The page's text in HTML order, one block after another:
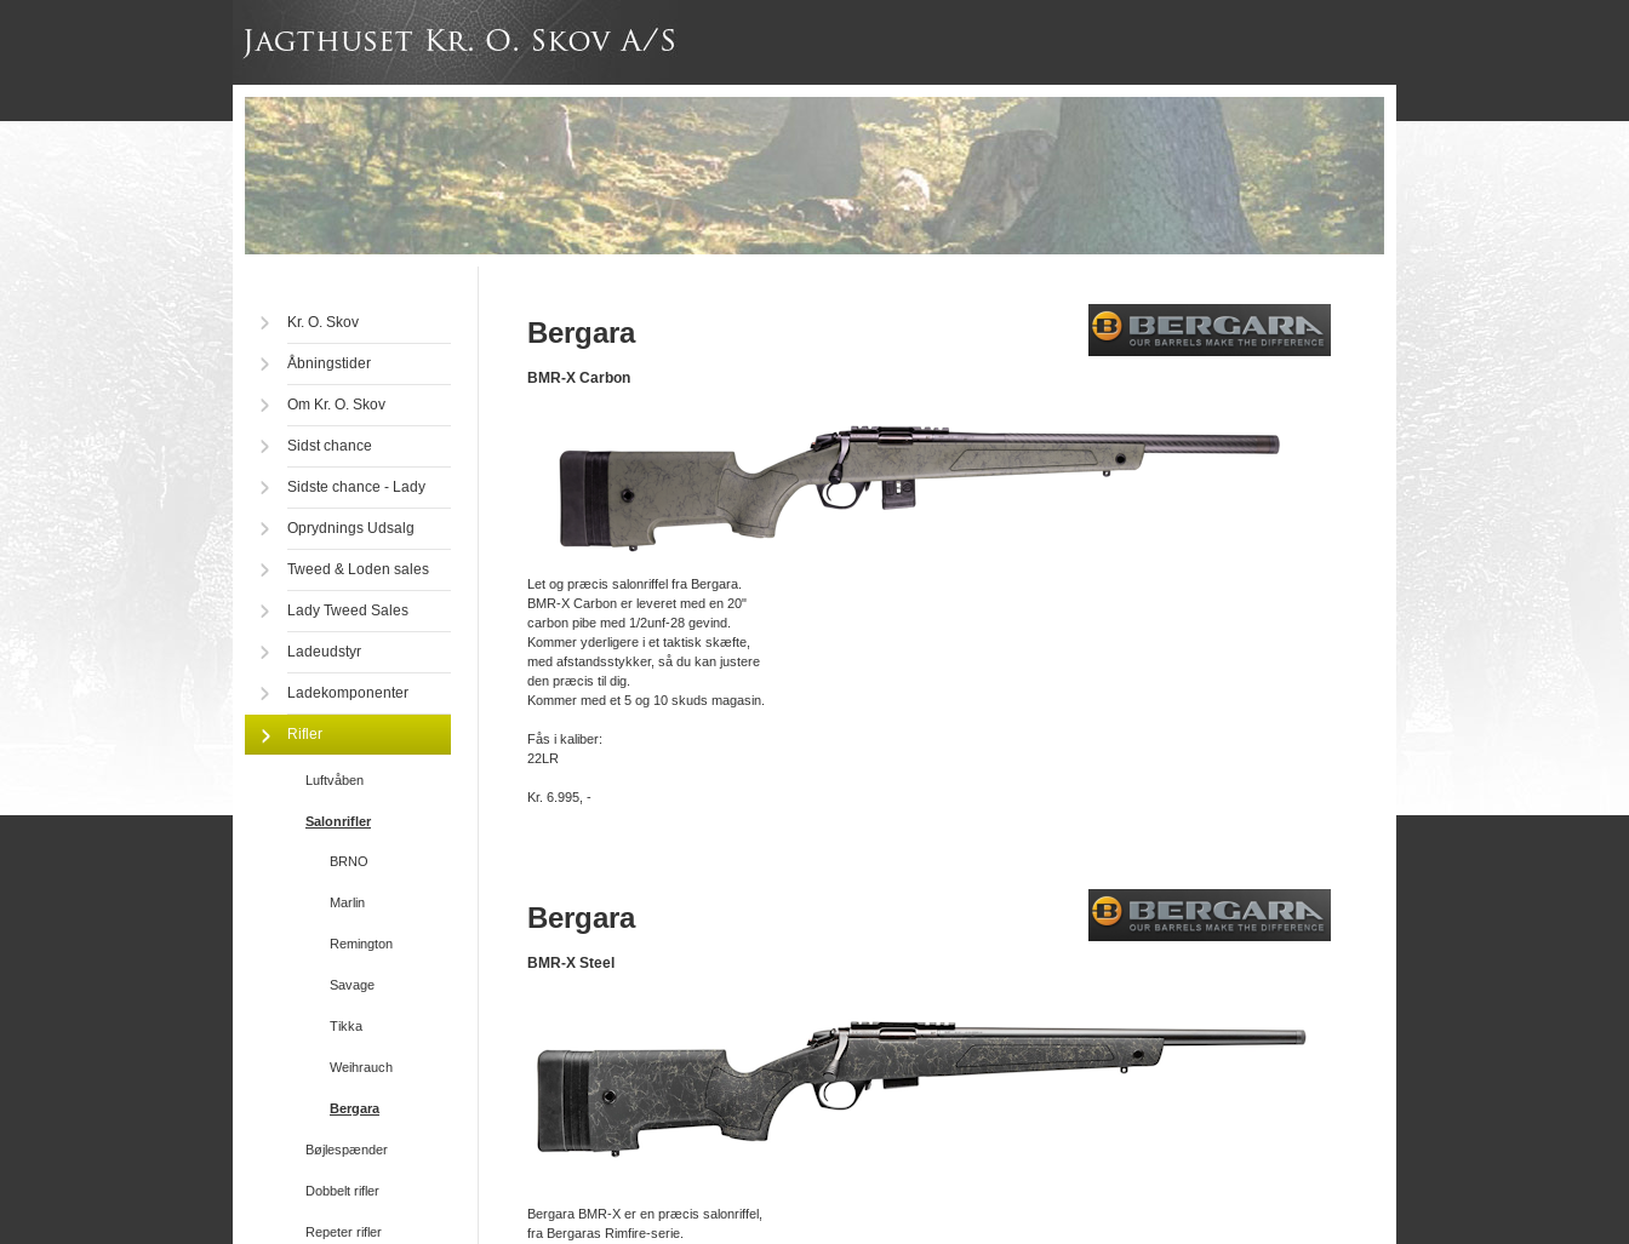
Kr. O. Skov
Åbningstider
Om Kr. O. Skov
Sidst chance
Sidste chance - Lady
Oprydnings Udsalg
Tweed & Loden sales
Lady Tweed Sales
Ladeudstyr
Ladekomponenter
Rifler
Luftvåben
Salonrifler
BRNO
Marlin
Remington
Savage
Tikka
Weihrauch
Bergara
Bøjlespænder
Dobbelt rifler
Repeter rifler
Bergara
BMR-X Carbon
Let og præcis salonriffel fra Bergara.
BMR-X Carbon er leveret med en 20"
carbon pibe med 1/2unf-28 gevind.
Kommer yderligere i et taktisk skæfte,
med afstandsstykker, så du kan justere
den præcis til dig.
Kommer med et 5 og 10 skuds magasin.
Fås i kaliber:
22LR
Kr. 6.995, -
Bergara
BMR-X Steel
Bergara BMR-X er en præcis salonriffel,
fra Bergaras Rimfire-serie.